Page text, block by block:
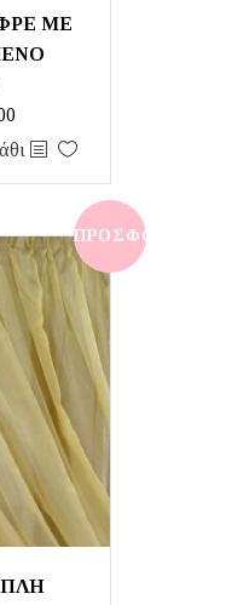
ΜΕ
Η
τρέχουσα
€50,00.ΠΡΟΣΦΟΡΆ!